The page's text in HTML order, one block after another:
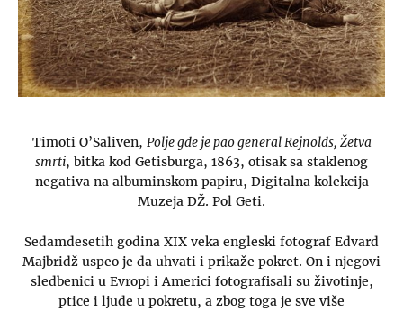
Timoti O’Saliven, Polje gde je pao general Rejnolds, Žetva
smrti, bitka kod Getisburga, 1863, otisak sa staklenog
negativa na albuminskom papiru, Digitalna kolekcija
Muzeja DŽ. Pol Geti.
Sedamdesetih godina XIX veka engleski fotograf Edvard
Majbridž uspeo je da uhvati i prikaže pokret. On i njegovi
sledbenici u Evropi i Americi fotografisali su životinje,
ptice i ljude u pokretu, a zbog toga je sve više